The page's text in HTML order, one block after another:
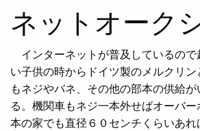
ネットオーク
インターネットが普及しているの
い子供の時からドイツ製のメルクリ
もネジやバネ、その他の部本の供給
る。機関車もネジ一本外せばオーバ
本の家でも直径６０センチくらいあ